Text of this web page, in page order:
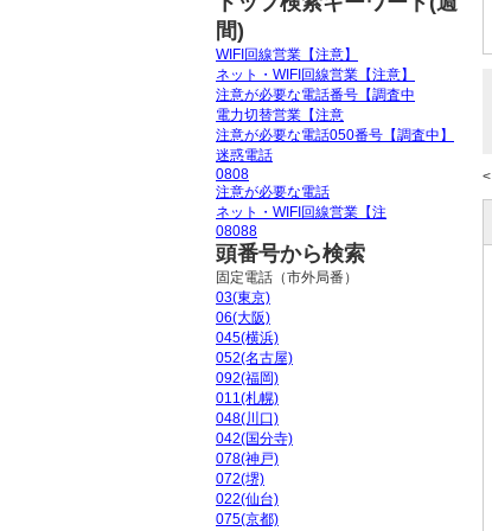
<
間)
WIFI回線営業【注意】
ネット・WIFI回線営業【注意】
注意が必要な電話番号【調査中
電力切替営業【注意
注意が必要な電話050番号【調査中】
迷惑電話
0808
注意が必要な電話
ネット・WIFI回線営業【注
08088
頭番号から検索
固定電話（市外局番）
03(東京)
06(大阪)
045(横浜)
052(名古屋)
092(福岡)
011(札幌)
048(川口)
042(国分寺)
078(神戸)
072(堺)
022(仙台)
075(京都)